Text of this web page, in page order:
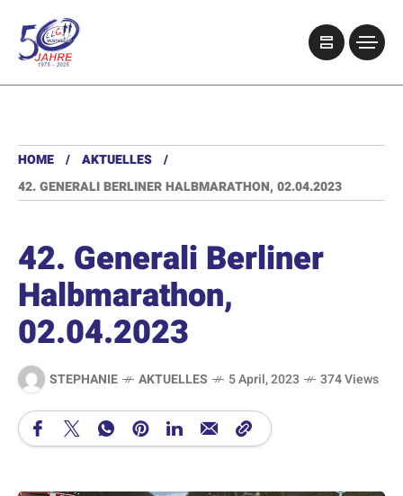
HOME
AKTUELLES
42. GENERALI BERLINER HALBMARATHON, 02.04.2023
42. Generali Berliner
Halbmarathon,
02.04.2023
STEPHANIE AKTUELLES 5 April, 2023 374 Views